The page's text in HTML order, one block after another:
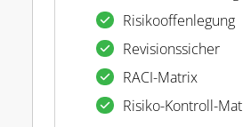
Risikooffenlegung
Revisionssicher
RACI-Matrix
Risiko-Kontroll-